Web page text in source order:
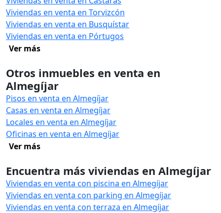
Viviendas en venta en Torvizcón
Viviendas en venta en Busquístar
Viviendas en venta en Pórtugos
Ver más
Otros inmuebles en venta en
Almegíjar
Pisos en venta en Almegíjar
Casas en venta en Almegíjar
Locales en venta en Almegíjar
Oficinas en venta en Almegíjar
Ver más
Encuentra más viviendas en Almegíjar
Viviendas en venta con piscina en Almegíjar
Viviendas en venta con parking en Almegíjar
Viviendas en venta con terraza en Almegíjar